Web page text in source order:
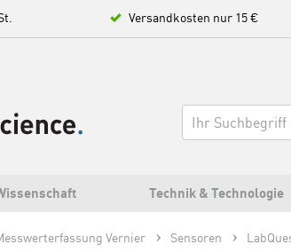
Versandkosten nur 15 €
Technik & Technologie
Vernier Sensoren